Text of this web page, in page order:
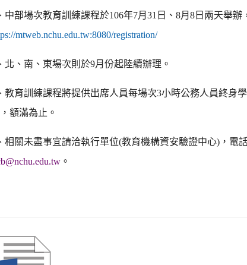
中部場次教育訓練課程於106年7月31 日、8月8 日 兩天舉辦
mtweb.nchu.edu.tw:8080/registration/
北、南、東場次則於9月份起陸續辦理。
教育訓練課程將提供出席人員每場次3小時公務人員終身
額滿為止。
相關未盡事宜請洽執行單位(教育機構資安驗證中心) ，電
。